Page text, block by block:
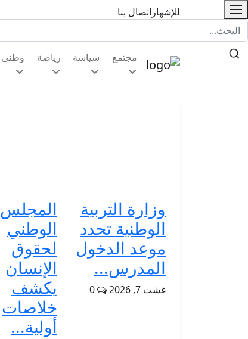
للإشهار اتصال بنا
مجتمع سياسة رياضة وطني
وزارة التربية
الوطنية تحدد
موعد الدخول
المدرس...
غشت 7, 2026
المجلس
الوطني
لحقوق
الإنسان
يكشف
خلاصات
أولية...